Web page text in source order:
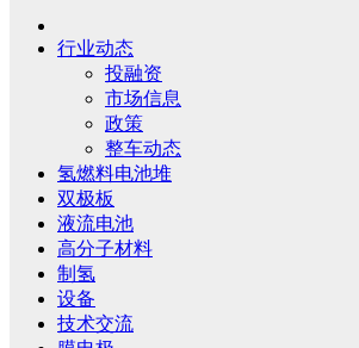
行业动态
投融资
市场信息
政策
整车动态
氢燃料电池堆
双极板
液流电池
高分子材料
制氢
设备
技术交流